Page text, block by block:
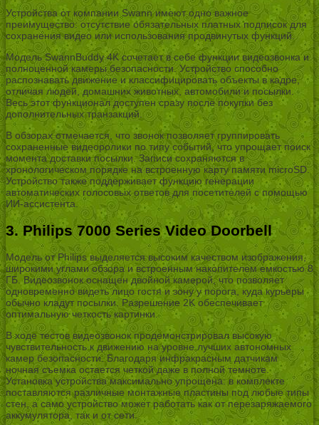
Устройства от компании Swann имеют одно важное
преимущество: отсутствие обязательных платных подписок для
сохранения видео или использования продвинутых функций.
Модель SwannBuddy 4K сочетает в себе функции видеозвонка и
полноценной камеры безопасности. Устройство способно
распознавать движение и классифицировать объекты в кадре,
отличая людей, домашних животных, автомобили и посылки.
Весь этот функционал доступен сразу после покупки без
дополнительных транзакций.
В обзорах отмечается, что звонок позволяет группировать
сохраненные видеоролики по типу событий, что упрощает поиск
момента доставки посылки. Записи сохраняются в
хронологическом порядке на встроенную карту памяти microSD.
Устройство также поддерживает функцию генерации
автоматических голосовых ответов для посетителей с помощью
ИИ-ассистента.
3. Philips 7000 Series Video Doorbell
Модель от Philips выделяется высоким качеством изображения,
широкими углами обзора и встроенным накопителем емкостью 8
ГБ. Видеозвонок оснащен двойной камерой, что позволяет
одновременно видеть лицо гостя и зону у порога, куда курьеры
обычно кладут посылки. Разрешение 2K обеспечивает
оптимальную четкость картинки.
В ходе тестов видеозвонок продемонстрировал высокую
чувствительность к движению на уровне лучших автономных
камер безопасности. Благодаря инфракрасным датчикам
ночная съемка остается четкой даже в полной темноте.
Установка устройства максимально упрощена: в комплекте
поставляются различные монтажные пластины под любые типы
стен, а само устройство может работать как от перезаряжаемого
аккумулятора, так и от сети.